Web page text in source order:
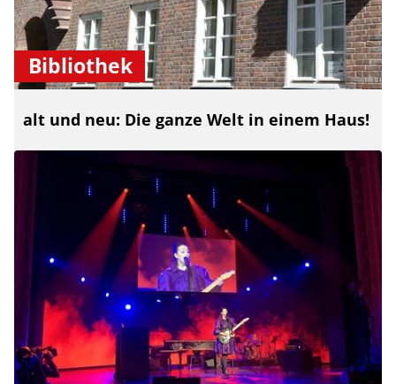
Bibliothek
alt und neu: Die ganze Welt in einem Haus!